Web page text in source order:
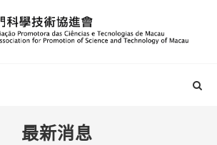
最新消息